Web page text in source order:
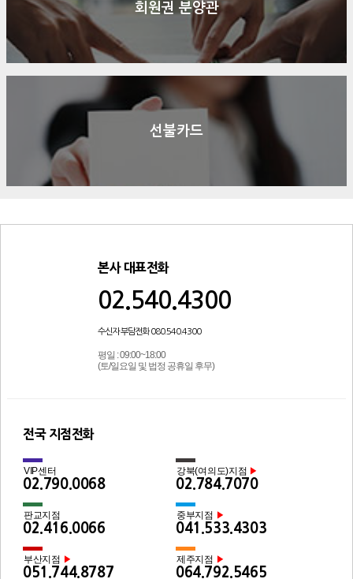
회원권 분양관
선불카드
본사 대표전화
02.540.4300
수신자 부담전화 080.540.4300
평일 : 09:00~18:00
(토/일요일 및 법정 공휴일 후무)
전국 지점전화
VIP센터
02.790.0068
강북(여의도)지점 ▶
02.784.7070
판교지점
02.416.0066
중부지점 ▶
041.533.4303
부산지점 ▶
051.744.8787
제주지점 ▶
064.792.5465